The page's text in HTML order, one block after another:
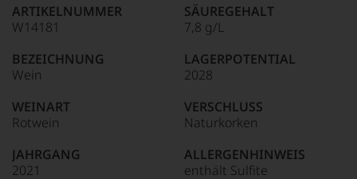
90–94 Punkte:
Unter 85 Punkte:
für
»Fine
für
die
edlen
Weine
der
Welt,
kaum
ARTIKELNUMMER
W14181
BEZEICHNUNG
Wein
WEINART
Rotwein
JAHRGANG
2021
SÄUREGEHALT
7,8 g/L
LAGERPOTENTIAL
2028
VERSCHLUSS
Naturkorken
ALLERGENHINWEIS
enthält Sulfite